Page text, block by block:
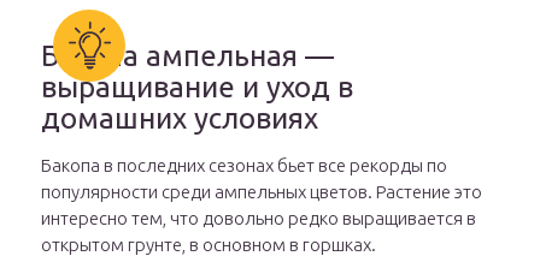
Бакопа ампельная —
выращивание и уход в
домашних условиях
Бакопа в последних сезонах бьет все рекорды по
популярности среди ампельных цветов. Растение это
интересно тем, что довольно редко выращивается в
открытом грунте, в основном в горшках.